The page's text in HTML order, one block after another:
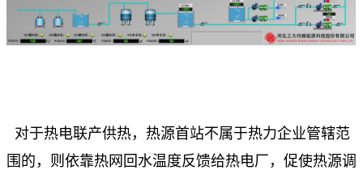
对于热电联产供热，热源首站不属于热力企业管辖范
围的，则依靠热网回水温度反馈给热电厂，促使热源调